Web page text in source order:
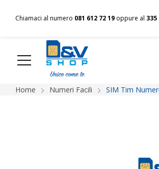
Chiamaci al numero 081 612 72 19 oppure al 335
HOME Chi siamo Shop
Home Numeri Facili SIM Tim